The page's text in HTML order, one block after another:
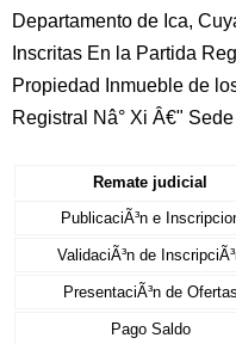
Departamento de Ica,
Inscritas En la Partida
Propiedad Inmueble de
Registral Nâ° Xi Â€"
Remate judicial
PublicaciÃ³n e
ValidaciÃ³n de
PresentaciÃ³n de Ofertas
Pago Saldo